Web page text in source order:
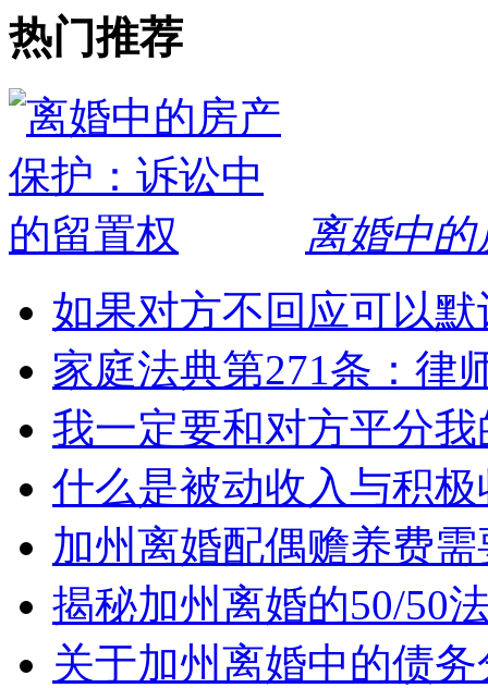
热门推荐
离婚中
如果对方不回应可以
家庭法典第271条：律
我一定要和对方平分
什么是被动收入与积
加州离婚配偶赡养费
揭秘加州离婚的50/50
关于加州离婚中的债